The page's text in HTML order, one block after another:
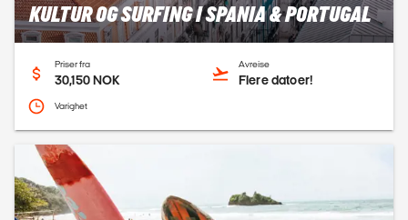
KULTUR OG SURFING I SPANIA & PORTUGAL
Priser fra
30,150 NOK
Varighet
Avreise
Flere datoer!